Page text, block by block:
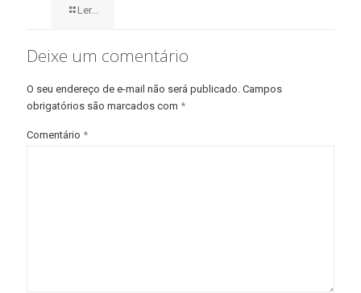
Ler...
Deixe um comentário
O seu endereço de e-mail não será publicado. Campos
obrigatórios são marcados com *
Comentário *